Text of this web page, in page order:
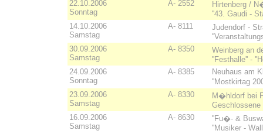
22.10.2006
Sonntag
A- 2552
Hirtenberg /
''43. Gaudi -
14.10.2006
Samstag
A- 8111
Judendorf -
30.09.2006
Samstag
A- 8350
Weinberg an
''Festhalle'' -
24.09.2006
Sonntag
A- 8385
Neuhaus am
''Mostkirtag
23.09.2006
Samstag
A- 8330
M�hldorf bei
Geschlossene
16.09.2006
Samstag
A- 8630
''Fu�- &
''Musiker -